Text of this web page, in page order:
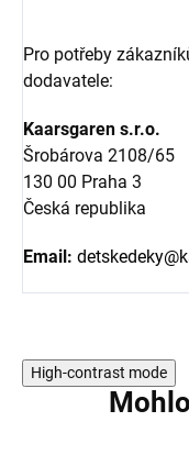
Pro potřeby
dodavatele:
Kaarsgaren s.r.o.
Šrobárova 2108/65
130 00 Praha 3
Česká republika
Email:
High-contrast mode